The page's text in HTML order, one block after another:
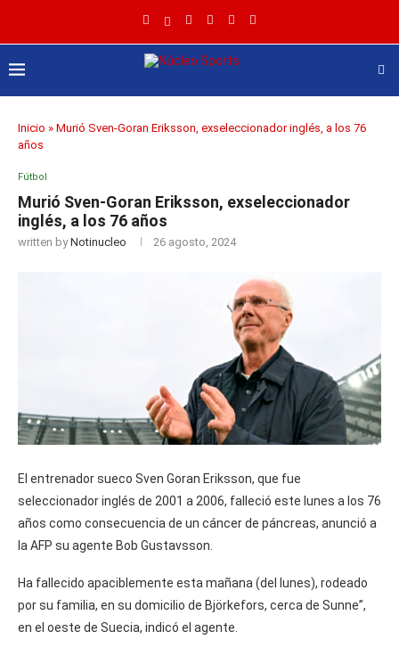
Inicio » Murió Sven-Goran Eriksson, exseleccionador inglés, a los 76
años
Fútbol
Murió Sven-Goran Eriksson, exseleccionador
inglés, a los 76 años
written byNotinucleo 26 agosto, 2024
El entrenador sueco Sven Goran Eriksson, que fue
seleccionador inglés de 2001 a 2006, falleció este lunes a los 76
años como consecuencia de un cáncer de páncreas, anunció a
la AFP su agente Bob Gustavsson.
Ha fallecido apaciblemente esta mañana (del lunes), rodeado
por su familia, en su domicilio de Björkefors, cerca de Sunne”,
en el oeste de Suecia, indicó el agente.